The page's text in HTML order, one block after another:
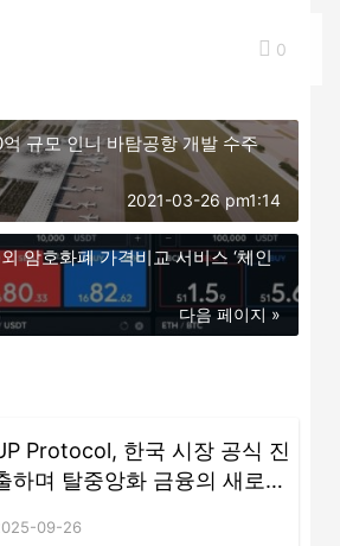
0
규모 인니 바탐공항 개발 수주
2021-03-26 pm1:14
암호화폐 가격비교 서비스 ‘체인
다음 페이지 »
Protocol, 한국 시장 공식 진
하며 탈중앙화 금융의 새로운
09-26